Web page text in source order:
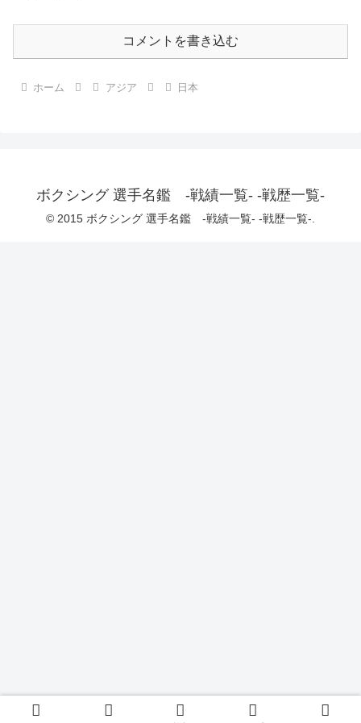
コメントを書き込む
ホーム アジア 日本
ボクシング 選手名鑑 -戦績一覧- -戦歴一覧-
© 2015 ボクシング 選手名鑑 -戦績一覧- -戦歴一覧-.